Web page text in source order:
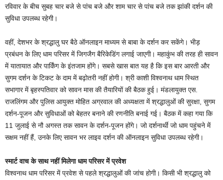
रविवार के बीच सुबह चार बजे से पांच बजे और शाम चार से पांच बजे तक झांकी दर्शन की
सुविधा उपलब्ध रहेगी।
वहीं, देशभर के श्रद्धालु घर बैठे ऑनलाइन माध्यम से बाबा के दर्शन कर सकेंगे। भीड़
प्रबंधन के लिए धाम परिसर में जिगजैग बैरिकेडिंग लगाई जाएगी। महाकुंभ की तरह ही सावन
में यातायात और पार्किंग के इंतजाम होंगे। सबसे खास बात यह है कि इस बार आरती और
सुगम दर्शन के टिकट के दाम में बढ़ोतरी नहीं होगी। श्री काशी विश्वनाथ धाम स्थित
सभागार में बृहस्पतिवार को सावन मास की तैयारियों की बैठक हुई। मंडलायुक्त एस.
राजलिंगम और पुलिस आयुक्त मोहित अग्रवाल की अध्यक्षता में श्रद्धालुओं की सुरक्षा, सुगम
दर्शन-पूजन और सुविधाओं को बेहतर बनाने की रणनीति बनाई गई। बैठक में कहा गया कि
11 जुलाई से नौ अगस्त तक सावन के दर्शन-पूजन होंगे। जो दर्शनार्थी जो धाम पहुंचने में
सक्षम नहीं हैं, उनके लिए सावन भर लाइव दर्शन की ऑनलाइन सुविधा उपलब्ध रहेगी।
स्मार्ट वाच के साथ नहीं मिलेगा धाम परिसर में प्रवेश
विश्वनाथ धाम परिसर में प्रवेश से पहले श्रद्धालुओं की जांच होगी। किसी भी श्रद्धालु को